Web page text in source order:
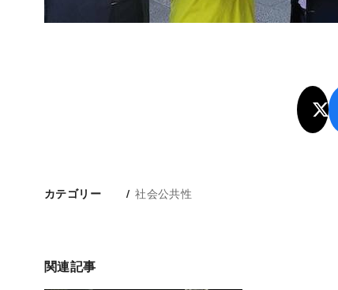
カテゴリー 社会公共性
関連記事